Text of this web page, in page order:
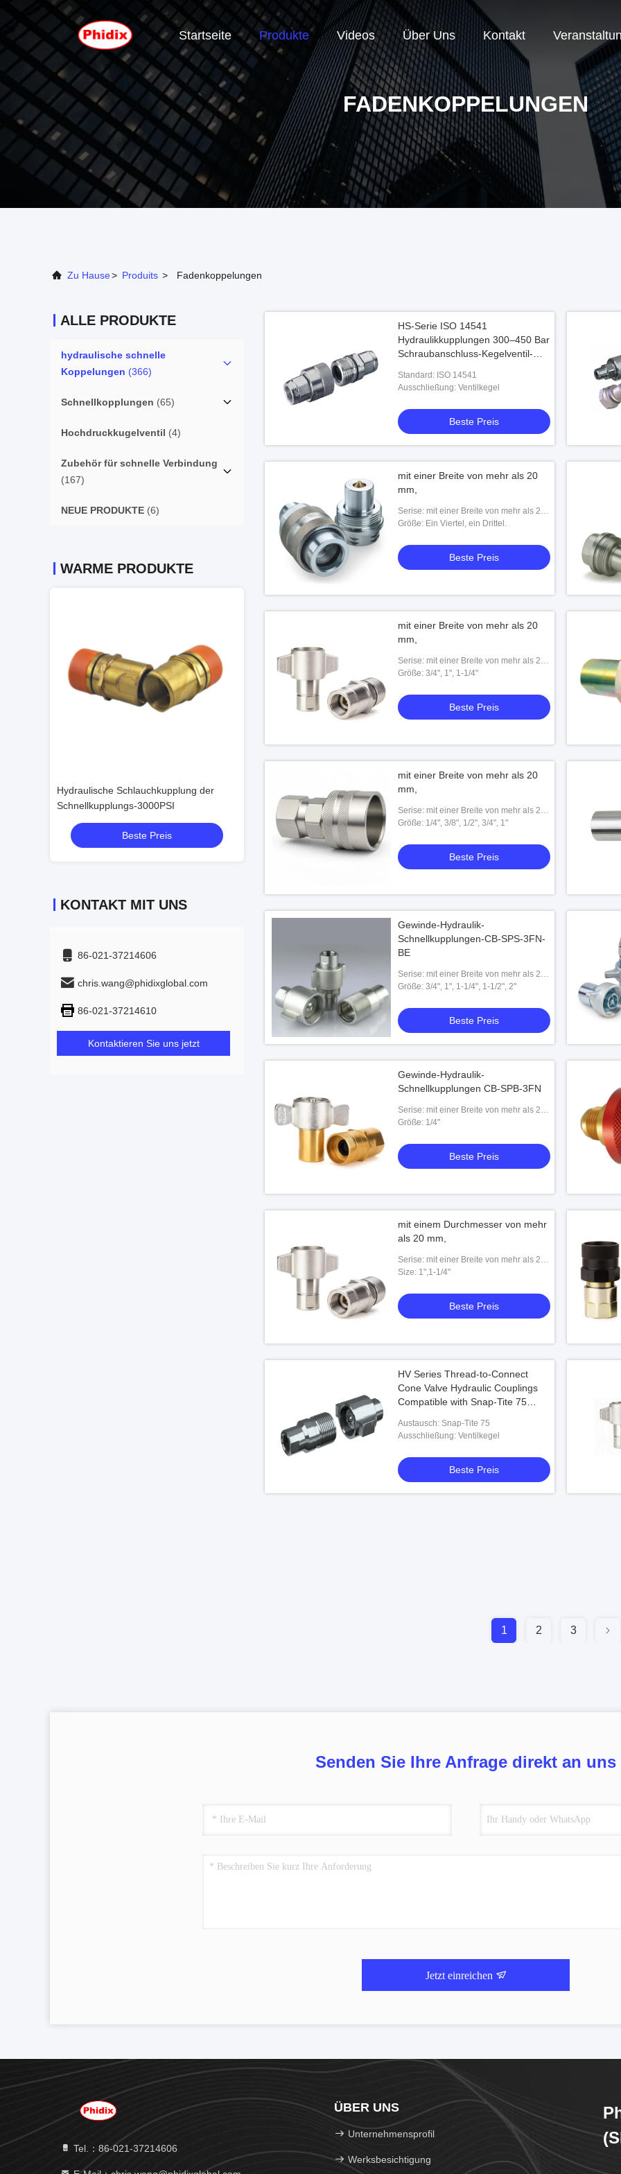
Startseite Produkte Videos Über Uns Kontakt
FADENKOPPELUNGEN
Zu Hause> Produits > Fadenkoppelungen
ALLE PRODUKTE
hydraulische schnelle
Koppelungen (366)
Schnellkopplungen (65)
Hochdruckkugelventil (4)
Zubehör für schnelle Verbindung
(167)
NEUE PRODUKTE (6)
WARME PRODUKTE
Hydraulische Schnelltrennkoppelungen
IATF 16949
Beste Preis
0,75" verlegte Schnellkupplung
Beste Preis
KONTAKT MIT UNS
86-021-37214606
chris.wang@phidixglobal.com
86-021-37214610
Kontaktieren Sie uns jetzt
HS-Serie ISO 14541
Hydraulikkupplungen 300–450 Bar
Schraubanschluss-Kegelventil-
Standard: ISO 14541
Ausschließung: Ventilkegel
Beste Preis
mit einer Breite von mehr als 20
mm,
Serise: mit einer Breite von mehr als 20
mm,
Größe: Ein Viertel, ein Drittel.
Beste Preis
mit einer Breite von mehr als 20
mm,
Serise: mit einer Breite von mehr als 20
mm,
Größe: 3/4", 1", 1-1/4"
Beste Preis
mit einer Breite von mehr als 20
mm,
Serise: mit einer Breite von mehr als 20
mm,
Größe: 1/4", 3/8", 1/2", 3/4", 1"
Beste Preis
Gewinde-Hydraulik-
Schnellkupplungen-CB-SPS-3FN-
BE
Serise: mit einer Breite von mehr als 20
mm,
Größe: 3/4", 1", 1-1/4", 1-1/2", 2"
Beste Preis
Gewinde-Hydraulik-
Schnellkupplungen CB-SPB-3FN
Serise: mit einer Breite von mehr als 20
mm,
Größe: 1/4"
Beste Preis
mit einem Durchmesser von mehr
als 20 mm,
Serise: mit einer Breite von mehr als 20
mm,
Size: 1",1-1/4"
Beste Preis
HV Series Thread-to-Connect
Cone Valve Hydraulic Couplings
Compatible with Snap-Tite 75
Austausch: Snap-Tite 75
Ausschließung: Ventilkegel
Beste Preis
1 2 3
Senden Sie Ihre Anfrage direkt an uns
Jetzt einreichen
Tel.：86-021-37214606
ÜBER UNS
Unternehmensprofil
Werksbesichtigung